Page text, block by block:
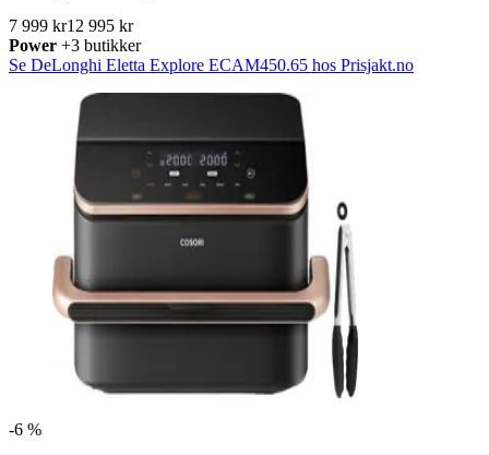
7 999 kr12 995 kr
Power +3 butikker
Se DeLonghi Eletta Explore ECAM450.65 hos Prisjakt.no
-6 %